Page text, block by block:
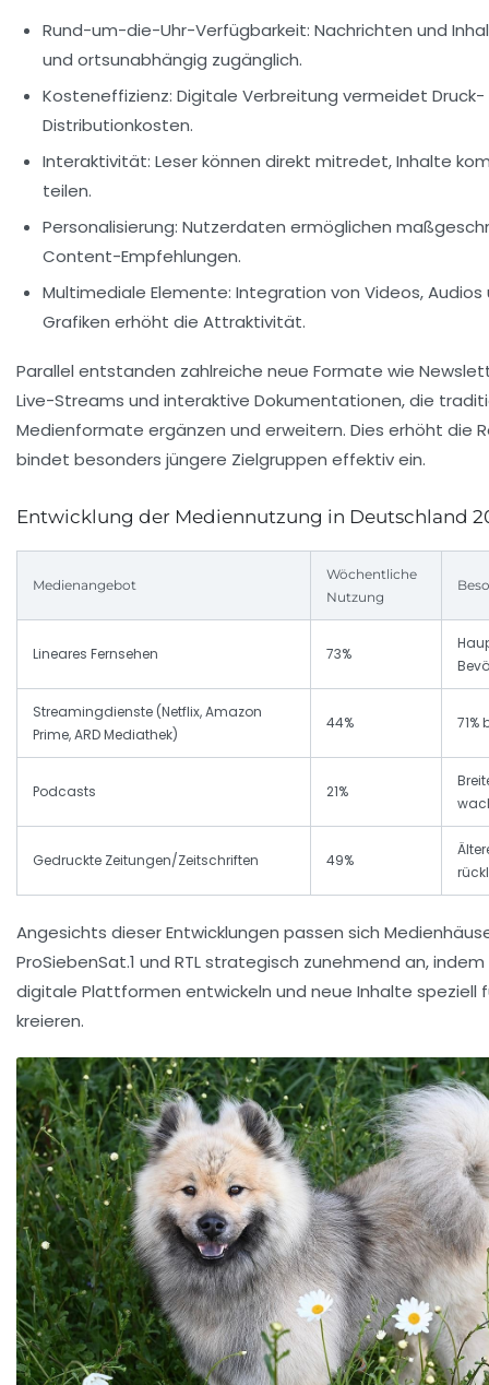
Rund-um-die-Uhr-Verfügbarkeit: Nachrichten und
und ortsunabhängig zugänglich.
Kosteneffizienz: Digitale Verbreitung vermeidet Druck-
Distributionkosten.
Interaktivität: Leser können direkt mitredet, Inhalte
teilen.
Personalisierung: Nutzerdaten ermöglichen
Content-Empfehlungen.
Multimediale Elemente: Integration von Videos,
Grafiken erhöht die Attraktivität.
Parallel entstanden zahlreiche neue Formate wie
Live-Streams und interaktive Dokumentationen, die
Medienformate ergänzen und erweitern. Dies erhöht die
bindet besonders jüngere Zielgruppen effektiv ein.
Entwicklung der Mediennutzung in Deutschland
Medienangebot
Wöchentliche
Nutzung
Lineares Fernsehen 73%
Streamingdienste (Netflix, Amazon
Prime, ARD Mediathek)
44%
Podcasts 21%
Gedruckte Zeitungen/Zeitschriften 49%
Angesichts dieser Entwicklungen passen sich
ProSiebenSat.1 und RTL strategisch zunehmend an,
digitale Plattformen entwickeln und neue Inhalte speziell
kreieren.